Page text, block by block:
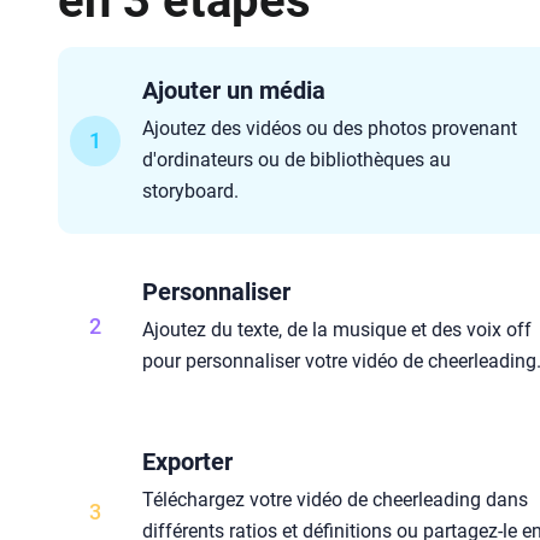
1
Ajouter un média
Ajoutez des vidéos ou des photos provenant
d'ordinateurs ou de bibliothèques au
storyboard.
2
Personnaliser
Ajoutez du texte, de la musique et des voix off
pour personnaliser votre vidéo de
3
Exporter
Téléchargez votre vidéo de cheerleading dans
différents ratios et définitions ou partagez-le